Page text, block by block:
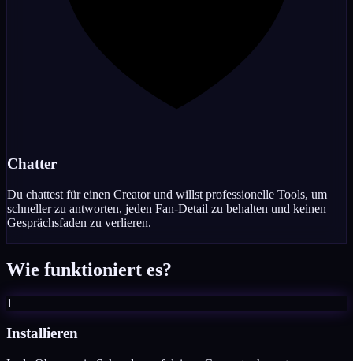
Chatter
Du chattest für einen Creator und willst professionelle Tools, um
schneller zu antworten, jeden Fan-Detail zu behalten und keinen
Gesprächsfaden zu verlieren.
Wie funktioniert es?
1
Installieren